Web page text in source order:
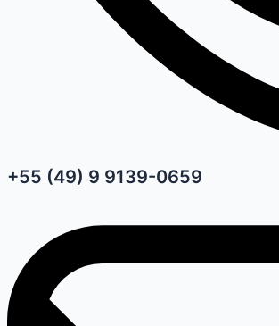
+55 (49) 9 9139-0659